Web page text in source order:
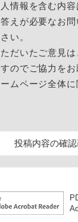
情報を含む内容
えが必要なお問
い。
だいたご意見は
のでご協力をお
ムページ全体に